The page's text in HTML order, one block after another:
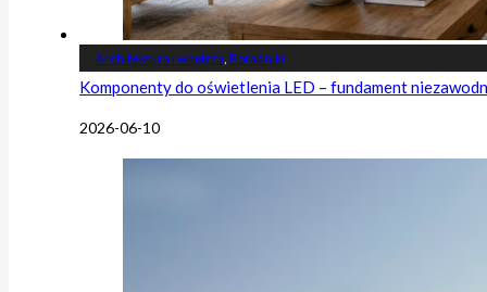
Architektura i wnętrza Poradniki
Komponenty do oświetlenia LED – fundament
2026-06-10